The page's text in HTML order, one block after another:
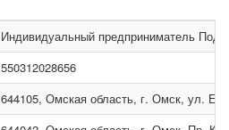
Индивидуальный предприниматель
550312028656
644105, Омская область, г. Омск, ул.